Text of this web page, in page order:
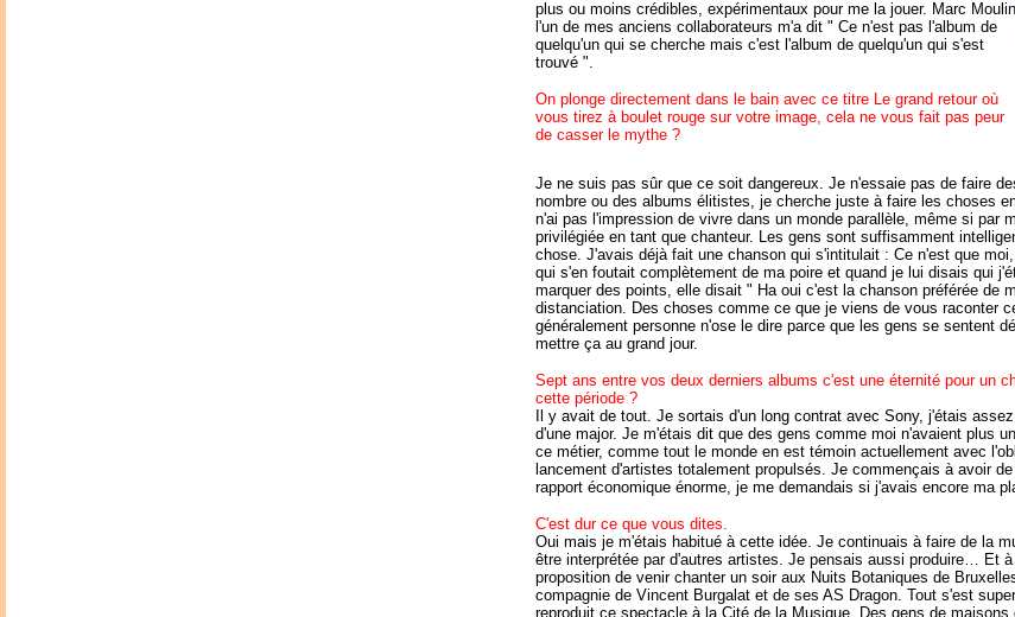
plus ou moins crédibles, expérimentaux pour me la jouer. Marc
l'un de mes anciens collaborateurs m'a dit " Ce n'est pas l'album de
quelqu'un qui se cherche mais c'est l'album de quelqu'un qui s'est
trouvé ".
On plonge directement dans le bain avec ce titre Le grand retour où
vous tirez à boulet rouge sur votre image, cela ne vous fait pas peur
de casser le mythe ?
Je ne suis pas sûr que ce soit dangereux. Je n'essaie pas de faire
nombre ou des albums élitistes, je cherche juste à faire les choses
n'ai pas l'impression de vivre dans un monde parallèle, même si par
privilégiée en tant que chanteur. Les gens sont suffisamment
chose. J'avais déjà fait une chanson qui s'intitulait : Ce n'est que
qui s'en foutait complètement de ma poire et quand je lui disais qui
marquer des points, elle disait " Ha oui c'est la chanson préférée de
distanciation. Des choses comme ce que je viens de vous raconter
généralement personne n'ose le dire parce que les gens se sentent
mettre ça au grand jour.
Sept ans entre vos deux derniers albums c'est une éternité pour un
cette période ?
Il y avait de tout. Je sortais d'un long contrat avec Sony, j'étais
d'une major. Je m'étais dit que des gens comme moi n'avaient plus
ce métier, comme tout le monde en est témoin actuellement avec
lancement d'artistes totalement propulsés. Je commençais à avoir
rapport économique énorme, je me demandais si j'avais encore ma
C'est dur ce que vous dites.
Oui mais je m'étais habitué à cette idée. Je continuais à faire de la
être interprétée par d'autres artistes. Je pensais aussi produire… Et
proposition de venir chanter un soir aux Nuits Botaniques de
compagnie de Vincent Burgalat et de ses AS Dragon. Tout s'est
reproduit ce spectacle à la Cité de la Musique. Des gens de